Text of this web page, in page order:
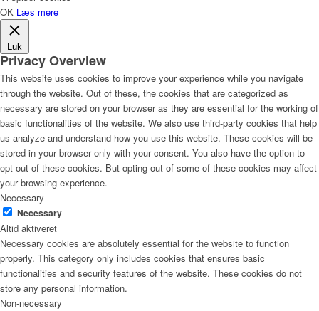
OK Læs mere
Luk
Privacy Overview
This website uses cookies to improve your experience while you navigate
through the website. Out of these, the cookies that are categorized as
necessary are stored on your browser as they are essential for the working of
basic functionalities of the website. We also use third-party cookies that help
us analyze and understand how you use this website. These cookies will be
stored in your browser only with your consent. You also have the option to
opt-out of these cookies. But opting out of some of these cookies may affect
your browsing experience.
Necessary
Necessary
Altid aktiveret
Necessary cookies are absolutely essential for the website to function
properly. This category only includes cookies that ensures basic
functionalities and security features of the website. These cookies do not
store any personal information.
Non-necessary